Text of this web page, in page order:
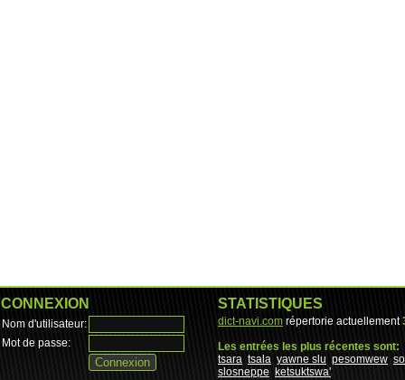
CONNEXION
Nom d'utilisateur:
Mot de passe:
STATISTIQUES
dict-navi.com répertorie actuellement
Les entrées les plus récentes sont:
tsara tsala yawne slu pesomwew
slosneppe
ketsuktswa'